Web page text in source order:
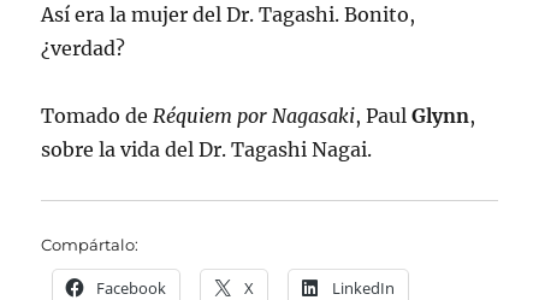
Así era la mujer del Dr. Tagashi. Bonito,
¿verdad?
Tomado deRéquiem por Nagasaki, PaulGlynn,
sobre la vida del Dr. Tagashi Nagai.
Compártalo:
Facebook X LinkedIn